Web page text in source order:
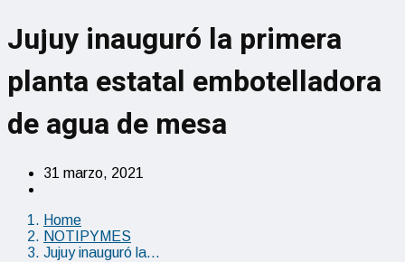
Jujuy inauguró la primera
planta estatal embotelladora
de agua de mesa
31 marzo, 2021
Home
NOTIPYMES
Jujuy inauguró la…